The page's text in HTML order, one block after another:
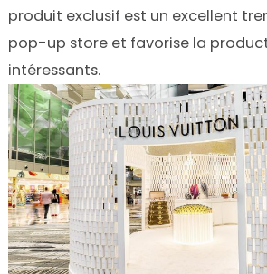
produit exclusif est un excellent
pop-up store et favorise la
intéressants.